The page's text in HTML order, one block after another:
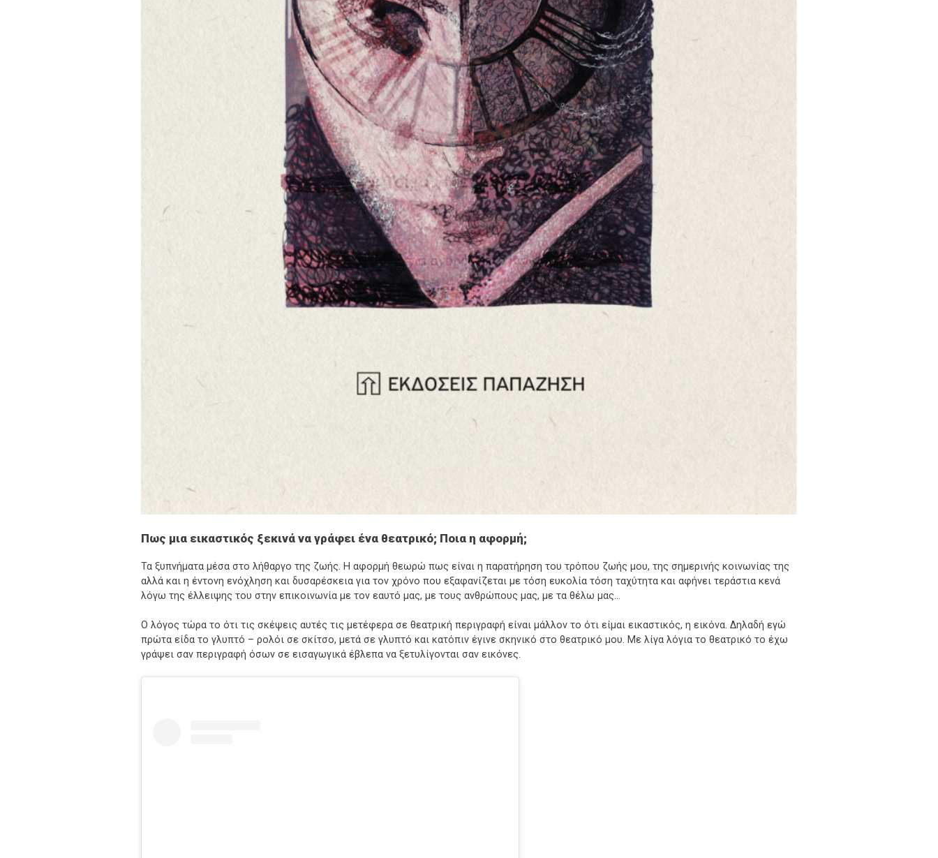
Πως μια εικαστικός ξεκινά να γράφει ένα θεατρικό; Ποια η αφορμή;
Τα ξυπνήματα μέσα στο λήθαργο της ζωής. Η αφορμή θεωρώ πως είναι η παρατήρηση του τρόπου ζωής μου, της σημερινής κοινωνίας της
αλλά και η έντονη ενόχληση και δυσαρέσκεια για τον χρόνο που εξαφανίζεται με τόση ευκολία τόση ταχύτητα και αφήνει τεράστια κενά
λόγω της έλλειψης του στην επικοινωνία με τον εαυτό μας, με τους ανθρώπους μας, με τα θέλω μας…
Ο λόγος τώρα το ότι τις σκέψεις αυτές τις μετέφερα σε θεατρική περιγραφή είναι μάλλον το ότι είμαι εικαστικός, η εικόνα. Δηλαδή εγώ
πρώτα είδα το γλυπτό – ρολόι σε σκίτσο, μετά σε γλυπτό και κατόπιν έγινε σκηνικό στο θεατρικό μου. Με λίγα λόγια το θεατρικό το έχω
γράψει σαν περιγραφή όσων σε εισαγωγικά έβλεπα να ξετυλίγονται σαν εικόνες.